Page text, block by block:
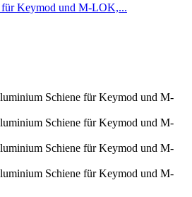
Keymod und M-LOK,...